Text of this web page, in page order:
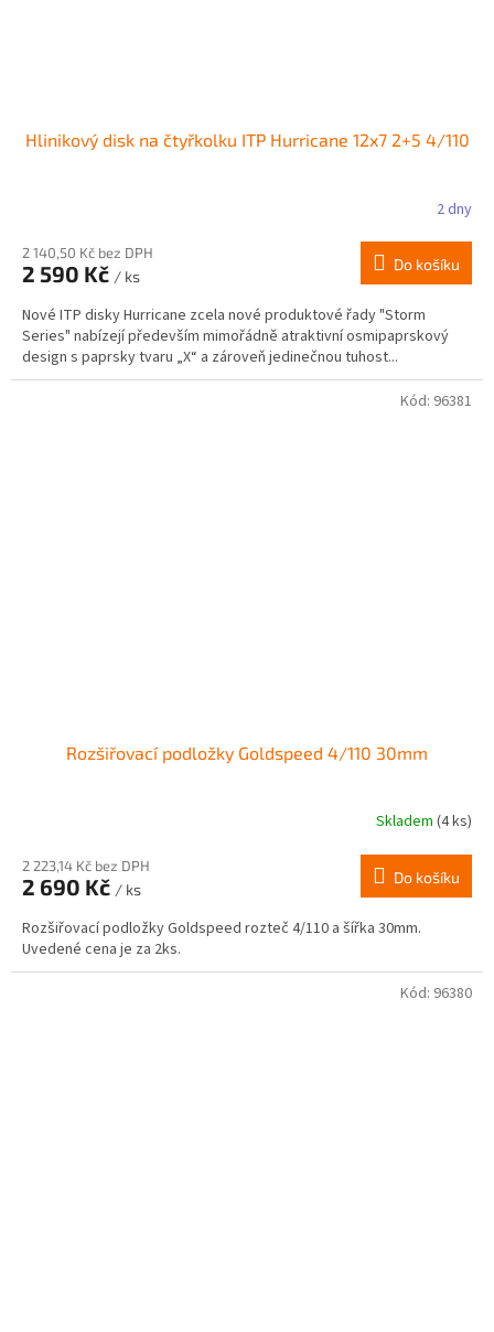
Hlinikový disk na čtyřkolku ITP Hurricane 12x7 2+5 4/110
2 dny
2 140,50 Kč bez DPH
2 590 Kč / ks
Do košíku
Nové ITP disky Hurricane zcela nové produktové řady "Storm
Series" nabízejí především mimořádně atraktivní osmipaprskový
design s paprsky tvaru „X“ a zároveň jedinečnou tuhost...
Rozšiřovací podložky Goldspeed 4/110 30mm
Skladem (4 ks)
2 223,14 Kč bez DPH
2 690 Kč / ks
Do košíku
Rozšiřovací podložky Goldspeed rozteč 4/110 a šířka 30mm.
Uvedené cena je za 2ks.
Kód: 96381
Kód: 96380